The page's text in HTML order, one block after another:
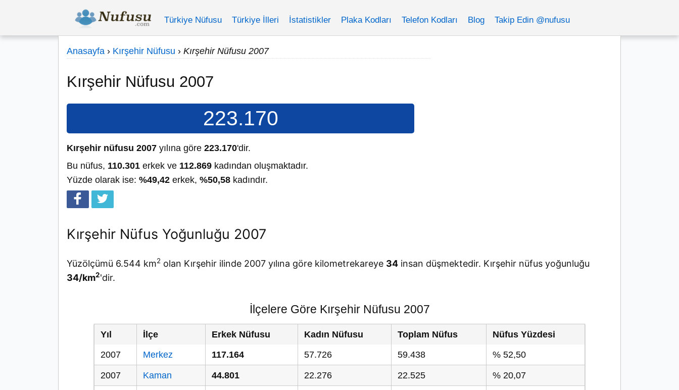
Türkiye Nüfusu Türkiye İlleri İstatistikler Plaka Kodları Telefon Kodları Blog Takip Edin @nufusu
Anasayfa › Kırşehir Nüfusu › Kırşehir Nüfusu 2007
Kırşehir Nüfusu 2007
223.170
Kırşehir nüfusu 2007 yılına göre 223.170'dir.
Bu nüfus, 110.301 erkek ve 112.869 kadından oluşmaktadır.
Yüzde olarak ise: %49,42 erkek, %50,58 kadındır.
Kırşehir Nüfus Yoğunluğu 2007
Yüzölçümü 6.544 km2 olan Kırşehir ilinde 2007 yılına göre kilometrekareye 34 insan düşmektedir. Kırşehir nüfus yoğunluğu
34/km2'dir.
İlçelere Göre Kırşehir Nüfusu 2007
Yıl İlçe Erkek Nüfusu Kadın Nüfusu Toplam Nüfus
Nüfus Yüzdesi
2007
Merkez 117.164 57.726 59.438 % 52,50
2007 Kaman 44.801 22.276 22.525 % 20,07